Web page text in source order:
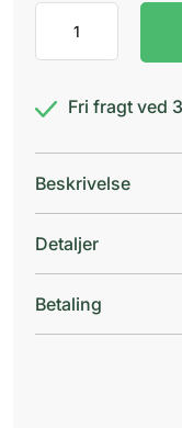
"Morningside"
5
antal Fri fragt ved
Beskrivelse
Detaljer
Betaling